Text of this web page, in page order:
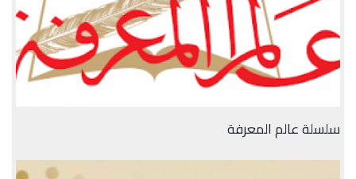
سلسلة عالم المعرفة